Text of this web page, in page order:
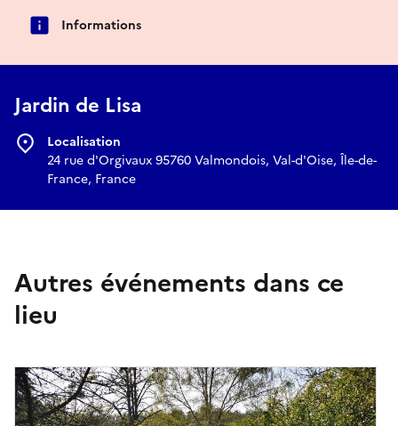
Informations
Jardin de Lisa
Localisation
24 rue d'Orgivaux 95760 Valmondois, Val-d'Oise, Île-de-
France, France
Autres événements dans ce
lieu